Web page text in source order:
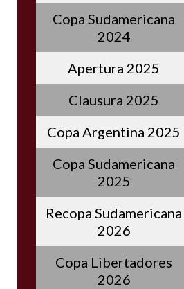
Copa Sudamericana
2024
Apertura 2025
Clausura 2025
Copa Argentina 2025
Copa Sudamericana
2025
Recopa Sudamericana
2026
Copa Libertadores
2026